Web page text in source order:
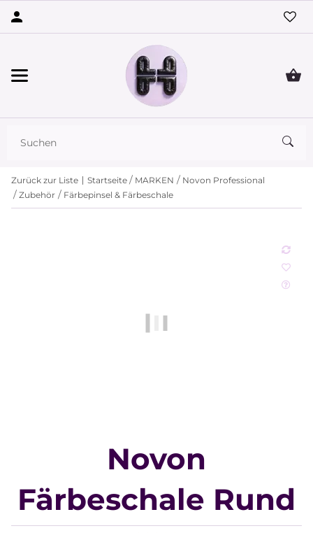
Zurück zur Liste Startseite MARKEN
Novon Professional
Zubehör
Färbepinsel & Färbeschale
Novon
Färbeschale Rund